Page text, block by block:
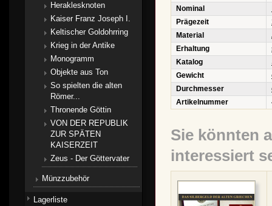
Nominal
Prägezeit
Material
Erhaltung
Katalog
Gewicht
Durchmesser
Artikelnummer
Sie könnten
interessiert
Heraklesknoten
Kaiser Franz Joseph I.
Keltischer Goldohrring
Krieg in der Antike
Monogramm
Objekte aus Ton
So spielten die alten
Römer...
Thronende Göttin
VON DER REPUBLIK
ZUR SPÄTEN
KAISERZEIT
Zeus - Der Göttervater
Münzzubehör
Lagerliste